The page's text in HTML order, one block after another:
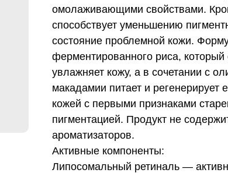
омолаживающими свойствами.
способствует уменьшению
состояние проблемной кожи.
ферментированного риса, который
увлажняет кожу, а в сочетании с
макадамии питает и регенерирует
кожей с первыми признаками
пигментацией. Продукт не
ароматизаторов.
Активные компоненты:
Липосомальный ретиналь —